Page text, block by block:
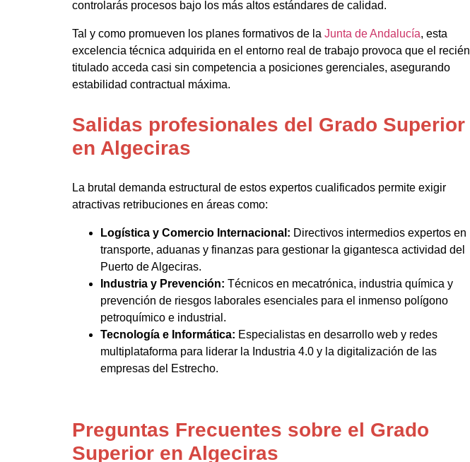
controlarás procesos bajo los más altos estándares de calidad.
Tal y como promueven los planes formativos de la Junta de Andalucía, esta
excelencia técnica adquirida en el entorno real de trabajo provoca que el recién
titulado acceda casi sin competencia a posiciones gerenciales, asegurando
estabilidad contractual máxima.
Salidas profesionales del Grado Superior
en Algeciras
La brutal demanda estructural de estos expertos cualificados permite exigir
atractivas retribuciones en áreas como:
Logística y Comercio Internacional: Directivos intermedios expertos en
transporte, aduanas y finanzas para gestionar la gigantesca actividad del
Puerto de Algeciras.
Industria y Prevención: Técnicos en mecatrónica, industria química y
prevención de riesgos laborales esenciales para el inmenso polígono
petroquímico e industrial.
Tecnología e Informática: Especialistas en desarrollo web y redes
multiplataforma para liderar la Industria 4.0 y la digitalización de las
empresas del Estrecho.
Preguntas Frecuentes sobre el Grado
Superior en Algeciras